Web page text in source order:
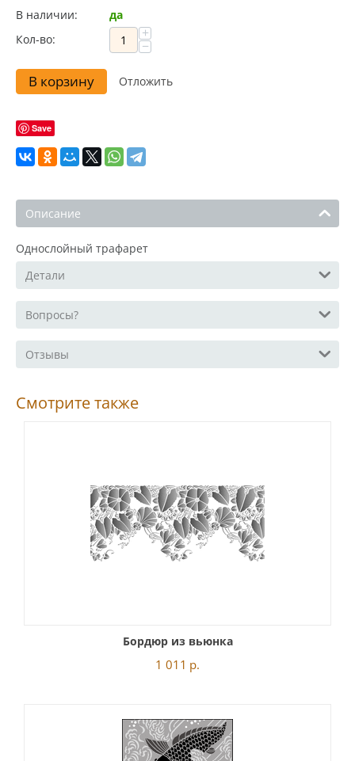
В наличии:
да
Кол-во:
+
−
В корзину Отложить
Save
Описание
Однослойный трафарет
Детали
Вопросы?
Отзывы
Смотрите также
Бордюр из вьюнка
1 011 р.